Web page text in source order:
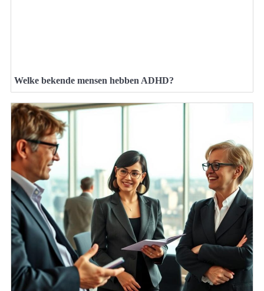
Welke bekende mensen hebben ADHD?